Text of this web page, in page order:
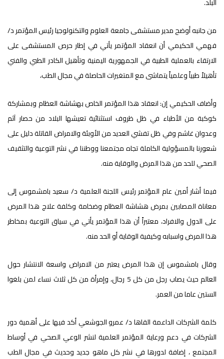
من جانبه أوضح مدير مستشفى جامعة العلوم والتكنولوجيا رئيس المؤتمر د/
فهمي الحكيمي أن انعقاد المؤتمر يأتي في إطار حرص المستشفى على
الارتقاء بالعملية الطبية في الجمهورية اليمنية وتأهيل الكادر الطبي والفني
تأهيلاً طبياً وعلمياً يتماشى مع المتغيرات الحاصلة في مجال الطب،
وأضاف الحكيمي إن: انعقاد هذا المؤتمر الخاص بهشاشة العظام وبمشاركة
كوكبة من الأطباء في ظل ظروف استثنائية تعيشها البلاد من حصار آثم
وعدوان غاشم وفي ظل تفشي العديد من الأوبئة والامراض القاتلة دليل على
شعورنا بالمسؤولية الكاملة تجاه مجتمعنا ووطننا في نشر التوعية والتثقيف
الصحي للحد من هذا المرض والوقاية منه.
فيما أشار أمين عام المؤتمر رئيس اللجنة العلمية د/ سعيد بامشموس إلى
معاناة المصابين بمرض هشاشة العظام وضخامة وكلفة علاج هذا المرض
على الدول والافراد، معتبراً أن هذا المؤتمر يأتي في سياق التوعية بمخاطر
هذا المرض واسبابه وكيفية الوقاية أو الحد منه.
وقال بامشموس إن هذا المرض يعتبر من الامراض واسعة الانتشار حول
العالم حيث يصاب رجل من كل 5 رجال، وإمرأة من كل ثلاث نساء لمن بلغوا
الستين عاما من العمر.
كلمة الشركات الداعمة القاها د/ عمرو الجوشعي أكد فيها على أهمية دور
الشركات في دعم ورعاية المؤتمر العلمية لنشر الوعي الصحي في أوساط
المجتمع ، إضافة لدورها في نشر كل ماهو جديد وحديث في مجال الطب